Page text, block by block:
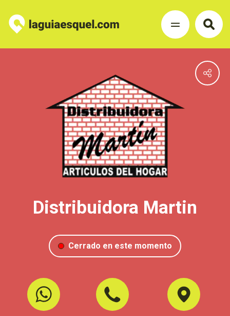
Distribuidora Martin
Cerrado en este momento